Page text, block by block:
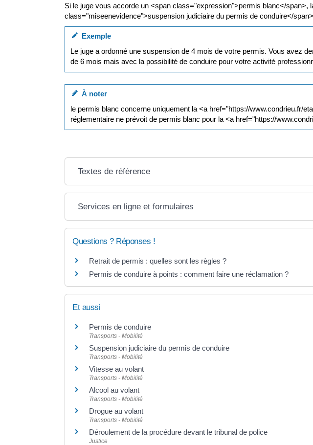
Si le juge vous accorde un <span class="expression">permis blanc</
class="miseenevidence">suspension judiciaire du permis de conduire</
Exemple
Le juge a ordonné une suspension de 4 mois de votre permis. Vous avez
de 6 mois mais avec la possibilité de conduire pour votre activité
À noter
le permis blanc concerne uniquement la <a href="https://www.condrieu.fr/
réglementaire ne prévoit de permis blanc pour la <a href="https://
Textes de référence
Services en ligne et formulaires
Questions ? Réponses !
Retrait de permis : quelles sont les règles ?
Permis de conduire à points : comment faire une réclamation ?
Et aussi
Permis de conduire
Transports - Mobilité
Suspension judiciaire du permis de conduire
Transports - Mobilité
Vitesse au volant
Transports - Mobilité
Alcool au volant
Transports - Mobilité
Drogue au volant
Transports - Mobilité
Déroulement de la procédure devant le tribunal de police
Justice